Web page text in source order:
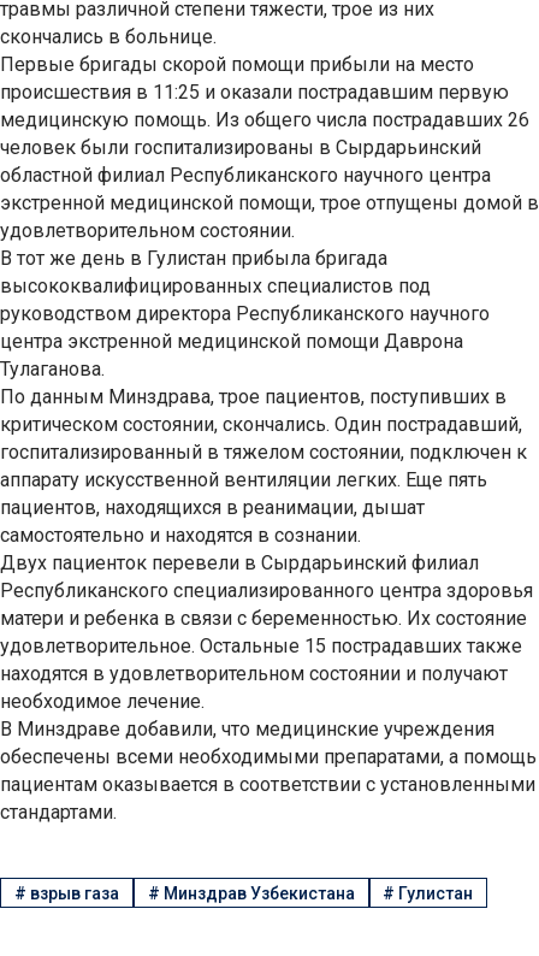
травмы различной степени тяжести, трое из них
скончались в больнице.
Первые бригады скорой помощи прибыли на место
происшествия в 11:25 и оказали пострадавшим первую
медицинскую помощь. Из общего числа пострадавших 26
человек были госпитализированы в Сырдарьинский
областной филиал Республиканского научного центра
экстренной медицинской помощи, трое отпущены домой в
удовлетворительном состоянии.
В тот же день в Гулистан прибыла бригада
высококвалифицированных специалистов под
руководством директора Республиканского научного
центра экстренной медицинской помощи Даврона
Тулаганова.
По данным Минздрава, трое пациентов, поступивших в
критическом состоянии, скончались. Один пострадавший,
госпитализированный в тяжелом состоянии, подключен к
аппарату искусственной вентиляции легких. Еще пять
пациентов, находящихся в реанимации, дышат
самостоятельно и находятся в сознании.
Двух пациенток перевели в Сырдарьинский филиал
Республиканского специализированного центра здоровья
матери и ребенка в связи с беременностью. Их состояние
удовлетворительное. Остальные 15 пострадавших также
находятся в удовлетворительном состоянии и получают
необходимое лечение.
В Минздраве добавили, что медицинские учреждения
обеспечены всеми необходимыми препаратами, а помощь
пациентам оказывается в соответствии с установленными
стандартами.
# взрыв газа # Минздрав Узбекистана # Гулистан